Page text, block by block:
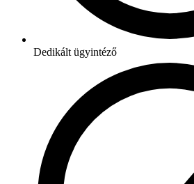
Dedikált ügyintéző